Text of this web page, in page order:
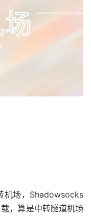
机场，Shadowsocks
，算是中转隧道机场